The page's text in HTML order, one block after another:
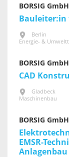
BORSIG GmbH
Bauleiter:in
Berlin
Energie- &
BORSIG GmbH
CAD
Gladbeck
Maschinenbau
BORSIG GmbH
EMSR-
Anlagenbau